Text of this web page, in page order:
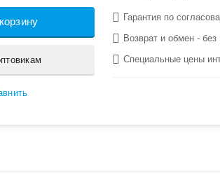
Гарантия по
Возврат и обмен - без
Специальные цены